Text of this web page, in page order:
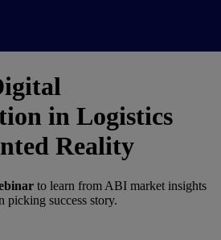
in Logistics
Reality
to learn from ABI market insights
picking success story.